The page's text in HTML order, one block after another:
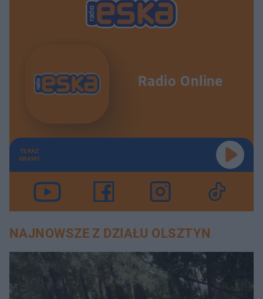
Radio Online
TERAZ
GRAMY
NAJNOWSZE Z DZIAŁU OLSZTYN